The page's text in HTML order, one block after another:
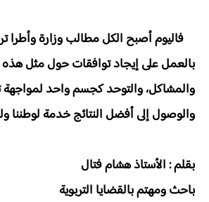
فاليوم أصبح الكل مطالب وزارة وأطرا
بالعمل على إيجاد توافقات حول مثل هذه
والمشاكل، والتوحد كجسم واحد لمواجهة
والوصول إلى أفضل النتائج خدمة لوطننا
بقلم : الأستاذ هشام فتال
باحث ومهتم بالقضايا التربوية